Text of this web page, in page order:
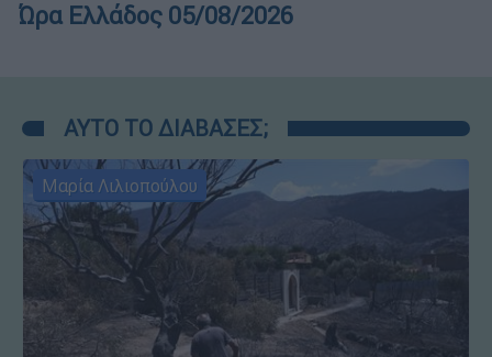
Ώρα Ελλάδος 05/08/2026
ΑΥΤΟ ΤΟ ΔΙΑΒΑΣΕΣ;
Μαρία Λιλιοπούλου